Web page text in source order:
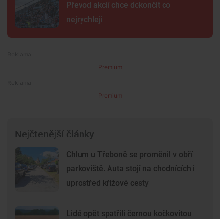
Převod akcií chce dokončit co
nejrychleji
Premium
Premium
Nejčtenější články
Chlum u Třeboně se proměnil v obří
parkoviště. Auta stojí na chodnících i
uprostřed křížové cesty
Lidé opět spatřili černou kočkovitou